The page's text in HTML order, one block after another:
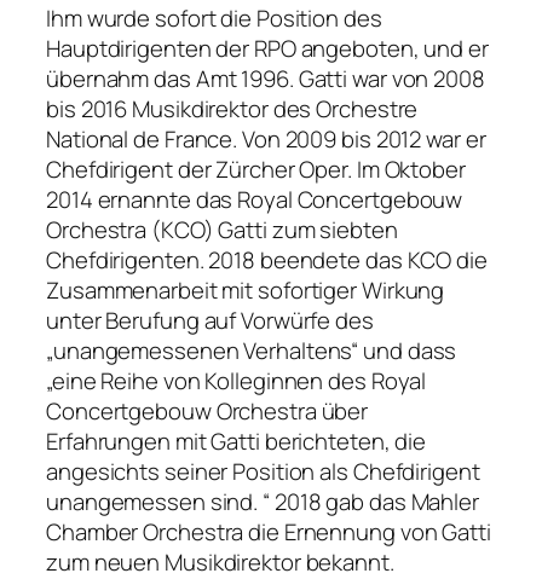
Ihm wurde sofort die Position des
Hauptdirigenten der RPO angeboten, und er
übernahm das Amt 1996. Gatti war von 2008
bis 2016 Musikdirektor des Orchestre
National de France. Von 2009 bis 2012 war er
Chefdirigent der Zürcher Oper. Im Oktober
2014 ernannte das Royal Concertgebouw
Orchestra (KCO) Gatti zum siebten
Chefdirigenten. 2018 beendete das KCO die
Zusammenarbeit mit sofortiger Wirkung
unter Berufung auf Vorwürfe des
„unangemessenen Verhaltens“ und dass
„eine Reihe von Kolleginnen des Royal
Concertgebouw Orchestra über
Erfahrungen mit Gatti berichteten, die
angesichts seiner Position als Chefdirigent
unangemessen sind. “ 2018 gab das Mahler
Chamber Orchestra die Ernennung von Gatti
zum neuen Musikdirektor bekannt.